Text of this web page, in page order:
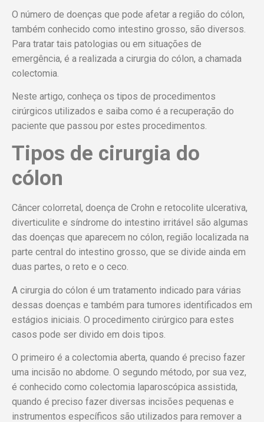
O número de doenças que pode afetar a região do cólon,
também conhecido como intestino grosso, são diversos.
Para tratar tais patologias ou em situações de
emergência, é a realizada a cirurgia do cólon, a chamada
colectomia.
Neste artigo, conheça os tipos de procedimentos
cirúrgicos utilizados e saiba como é a recuperação do
paciente que passou por estes procedimentos.
Tipos de cirurgia do
cólon
Câncer colorretal, doença de Crohn e retocolite ulcerativa,
diverticulite e síndrome do intestino irritável são algumas
das doenças que aparecem no cólon, região localizada na
parte central do intestino grosso, que se divide ainda em
duas partes, o reto e o ceco.
A cirurgia do cólon é um tratamento indicado para várias
dessas doenças e também para tumores identificados em
estágios iniciais. O procedimento cirúrgico para estes
casos pode ser divido em dois tipos.
O primeiro é a colectomia aberta, quando é preciso fazer
uma incisão no abdome. O segundo método, por sua vez,
é conhecido como colectomia laparoscópica assistida,
quando é preciso fazer diversas incisões pequenas e
instrumentos específicos são utilizados para remover a